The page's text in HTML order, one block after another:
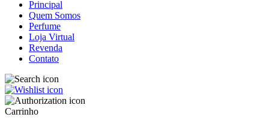
Principal
Quem Somos
Perfume
Loja Virtual
Revenda
Contato
Carrinho